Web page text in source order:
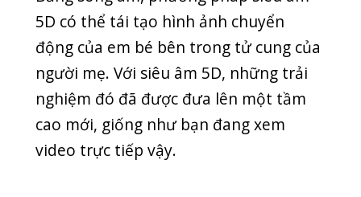
Phương pháp siêu âm thông thường
không thể phát hiện đầy đủ và chính
xác những dị tật thai nhi có thể gặp
phải. Do đó, khi khám thai, bác sĩ
thường yêu cầu mẹ bầu thực hiện kết
hợp phương pháp siêu âm và phương
pháp xét nghiệm máu.